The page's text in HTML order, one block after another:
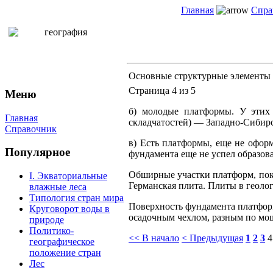
Главная
Меню
Главная
Справочник
Популярное
I. Экваториальные
влажные леса
Типология стран мира
Круговорот воды в
природе
Политико-
географическое
положение стран
Лес
Основные структурные
Страница 4 из 5
б) молодые платформы. У этих
складчатостей) — Западно-
в) Есть платформы, еще не
фундамента еще не успел
Обширные участки платформ,
Германская плита. Плиты в
Поверхность фундамента
осадочным чехлом, разным по
<< В начало < Предыдущая 1 2 3 4